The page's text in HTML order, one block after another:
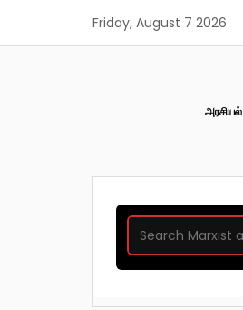
content
Friday, August 7 2026
அரசியல்